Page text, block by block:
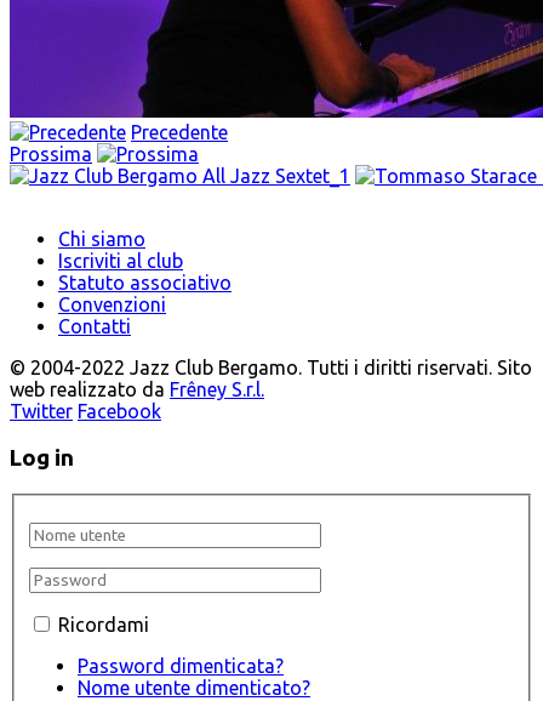
Precedente
Prossima
Chi siamo
Iscriviti al club
Statuto associativo
Convenzioni
Contatti
© 2004-2022 Jazz Club Bergamo. Tutti i diritti riservati. Sito
web realizzato da Frêney S.r.l.
Twitter Facebook
Log in
Ricordami
Password dimenticata?
Nome utente dimenticato?